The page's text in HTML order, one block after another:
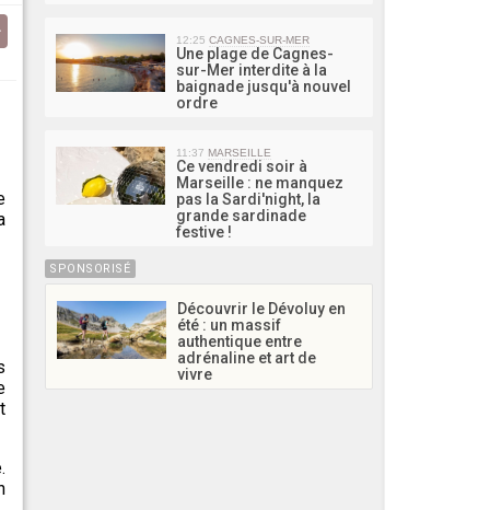
12:25 CAGNES-SUR-MER
Une plage de Cagnes-
sur-Mer interdite à la
baignade jusqu'à nouvel
ordre
11:37 MARSEILLE
Ce vendredi soir à
Marseille : ne manquez
pas la Sardi'night, la
grande sardinade
festive !
SPONSORISÉ
Découvrir le Dévoluy en
été : un massif
authentique entre
adrénaline et art de
vivre